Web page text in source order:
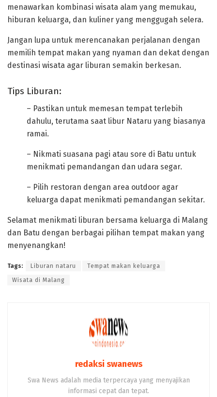
menawarkan kombinasi wisata alam yang memukau,
hiburan keluarga, dan kuliner yang menggugah selera.
Jangan lupa untuk merencanakan perjalanan dengan
memilih tempat makan yang nyaman dan dekat dengan
destinasi wisata agar liburan semakin berkesan.
Tips Liburan:
– Pastikan untuk memesan tempat terlebih
dahulu, terutama saat libur Nataru yang biasanya
ramai.
– Nikmati suasana pagi atau sore di Batu untuk
menikmati pemandangan dan udara segar.
– Pilih restoran dengan area outdoor agar
keluarga dapat menikmati pemandangan sekitar.
Selamat menikmati liburan bersama keluarga di Malang
dan Batu dengan berbagai pilihan tempat makan yang
menyenangkan!
Tags: Liburan nataru Tempat makan keluarga
Wisata di Malang
redaksi swanews
Swa News adalah media terpercaya yang menyajikan
informasi cepat dan tepat.